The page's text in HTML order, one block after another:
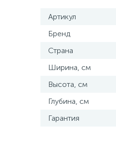
Артикул
Бренд
Страна
Ширина, см
Высота, см
Глубина, см
Гарантия